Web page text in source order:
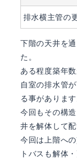
排水横主管の
下階の天井を
た。
ある程度築年
自室の排水管
る事があります
今回もその構
井を解体して
今回は上階へ
トバスも解体